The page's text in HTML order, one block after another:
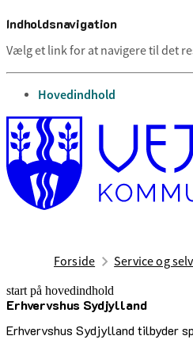
Indholdsnavigation
Vælg et link for at navigere til det
gå til
Hovedindhold
Forside Service og
start på hovedindhold
Erhvervshus Sydjylland
Erhvervshus Sydjylland tilbyder
senest opdateret 23. januar 2025